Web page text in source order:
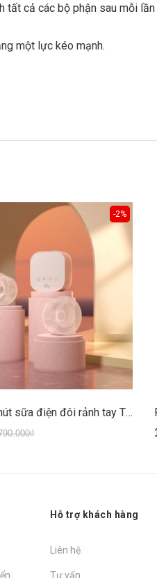
cả các bộ phận sau mỗi
một lực kéo mạnh.
-2%
FATZ Máy hút sữa điện đôi rảnh tay TwinFree 1
Hỗ trợ khách hàng
Liên hệ
Tư vấn